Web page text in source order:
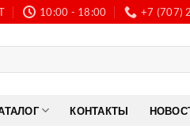
10:00 - 18:00 +7 (707)
КОНТАКТЫ